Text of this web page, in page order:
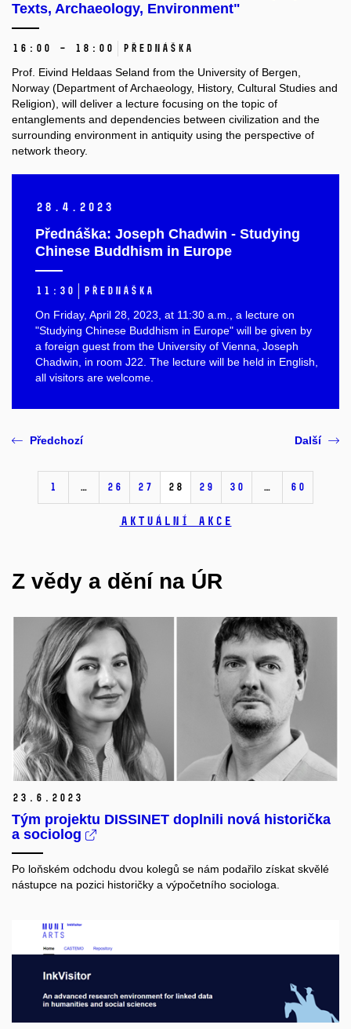
Texts, Archaeology, Environment"
16:00 – 18:00 přednáška
Prof. Eivind Heldaas Seland from the University of Bergen,
Norway (Department of Archaeology, History, Cultural Studies and
Religion), will deliver a lecture focusing on the topic of
entanglements and dependencies between civilization and the
surrounding environment in antiquity using the perspective of
network theory.
28. 4. 2023
Přednáška: Joseph Chadwin - Studying
Chinese Buddhism in Europe
11:30 přednáška
On Friday, April 28, 2023, at 11:30 a.m., a lecture on
"Studying Chinese Buddhism in Europe" will be given by
a foreign guest from the University of Vienna, Joseph
Chadwin, in room J22. The lecture will be held in English,
all visitors are welcome.
Předchozí
1 … 26 27 28 29 30 … 60
Další
Aktuální akce
Z vědy a dění na ÚR
23. 6. 2023
Tým projektu DISSINET doplnili nová historička
a sociolog
Po loňském odchodu dvou kolegů se nám podařilo získat skvělé
nástupce na pozici historičky a výpočetního sociologa.